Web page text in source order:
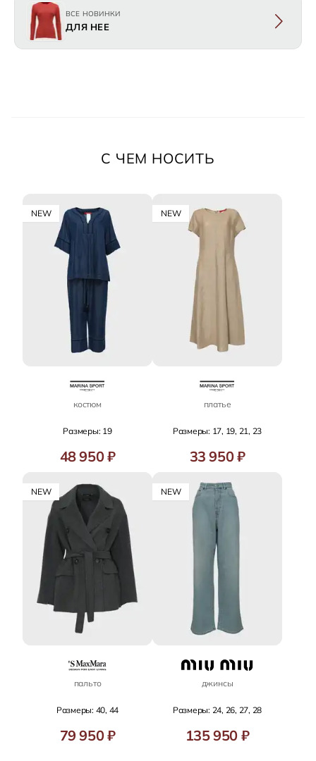
ВСЕ НОВИНКИ
ДЛЯ НЕЕ
С ЧЕМ НОСИТЬ
NEW
костюм
Размеры: 19
48 950 ₽
NEW
платье
Размеры: 17, 19, 21, 23
33 950 ₽
NEW
пальто
Размеры: 40, 44
79 950 ₽
NEW
джинсы
Размеры: 24, 26, 27, 28
135 950 ₽